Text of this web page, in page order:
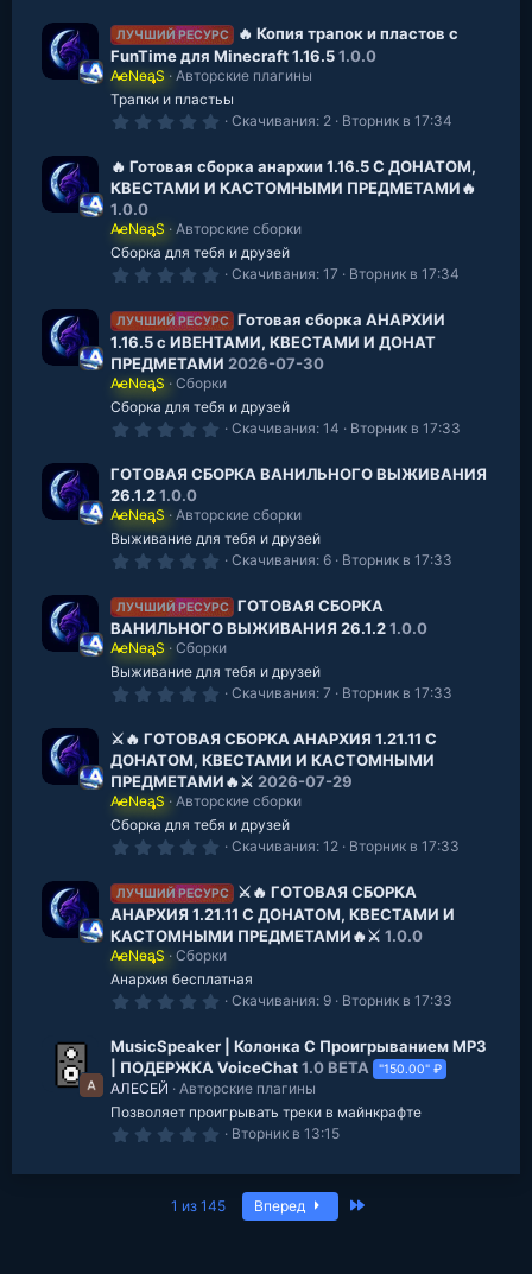
р
с
а
0
з
в
е
з
д
ЛУЧШИЙ РЕСУРС
🔥 Копия трапок и пластов с
FunTime для Minecraft 1.16.51.0.0
AeNeaS
Авторские плагины
Трапки и пластьы
0
0
з
в
з
Скачивания 2 Вторник в 17:34
🔥 Готовая сборка анархии 1.16.5 С ДОНАТОМ,
КВЕСТАМИ И КАСТОМНЫМИ ПРЕДМЕТАМИ🔥
1.0.0
AeNeaS
Авторские сборки
Сборка для тебя и друзей
0
0
з
в
е
з
Скачивания 17 Вторник в 17:34
ЛУЧШИЙ РЕСУРС Готовая сборка АНАРХИИ
1.16.5 с ИВЕНТАМИ, КВЕСТАМИ И ДОНАТ
ПРЕДМЕТАМИ 2026-07-30
AeNeaS
Сборки
Сборка для тебя и друзей
0
0
е
з
д
Скачивания 14 Вторник в 17:33
ГОТОВАЯ СБОРКА ВАНИЛЬНОГО ВЫЖИВАНИЯ
26.1.21.0.0
AeNeaS
Авторские сборки
Выживание для тебя и друзей
0
0
з
в
е
з
д
Скачивания 6 Вторник в 17:33
ЛУЧШИЙ РЕСУРС ГОТОВАЯ СБОРКА
ВАНИЛЬНОГО ВЫЖИВАНИЯ 26.1.21.0.0
AeNeaS
Сборки
Выживание для тебя и друзей
0
0
з
в
е
з
Скачивания 7 Вторник в 17:33
⚔️🔥 ГОТОВАЯ СБОРКА АНАРХИЯ 1.21.11 С
ДОНАТОМ, КВЕСТАМИ И КАСТОМНЫМИ
ПРЕДМЕТАМИ🔥⚔️ 2026-07-29
AeNeaS
Авторские сборки
Сборка для тебя и друзей
0
0
з
в
е
з
Скачивания 12 Вторник в 17:33
ЛУЧШИЙ РЕСУРС
⚔️🔥 ГОТОВАЯ СБОРКА
АНАРХИЯ 1.21.11 С ДОНАТОМ, КВЕСТАМИ И
КАСТОМНЫМИ ПРЕДМЕТАМИ🔥⚔️ 1.0.0
AeNeaS
Сборки
Анархия бесплатная
0
0
з
в
е
з
д
Скачивания 9 Вторник в 17:33
MusicSpeaker | Колонка С Проигрыванием MP3
| ПОДЕРЖКА VoiceChat1.0 BETA "150.00" ₽
АЛЕСЕЙ
Авторские плагины
Позволяет проигрывать треки в майнкрафте
0
0
в
Вторник в 13:15
1 из 145 Вперед